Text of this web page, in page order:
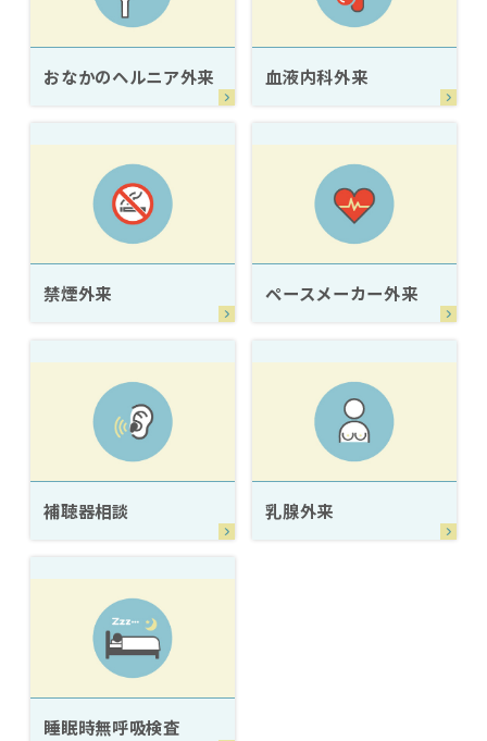
おなかのヘルニア外来 血液内科外来
禁煙外来 ペースメーカー外来
補聴器相談 乳腺外来
睡眠時無呼吸検査